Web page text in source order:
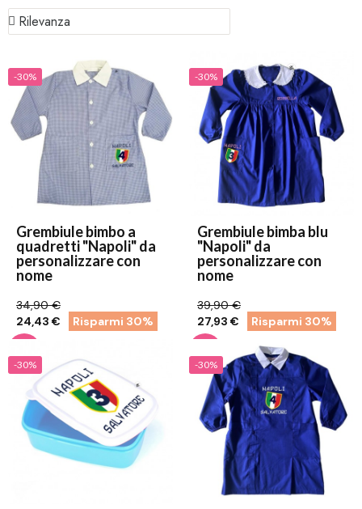
-30%
Grembiule bimbo a
quadretti "Napoli" da
personalizzare con
nome
34,90 €
24,43 €
Risparmi 30%
-30%
Grembiule bimba blu
"Napoli" da
personalizzare con
nome
39,90 €
27,93 €
Risparmi 30%
-30% -30%